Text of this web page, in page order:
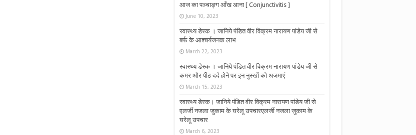
आज का पञ्चाङ्ग आँख आना [ Conjunctivitis ]
June 10, 2023
स्वास्थ्य डेस्क । जानिये पंडित वीर विक्रम नारायण पांडेय जी से
बर्फ के आश्चर्यजनक लाभ
March 22, 2023
स्वास्थ्य डेस्क । जानिये पंडित वीर विक्रम नारायण पांडेय जी से
कमर और पीठ दर्द होने पर इन नुस्‍खों को अजमाएं
March 15, 2023
स्वास्थ्य डेस्क। जानिये पंडित वीर विक्रम नारायण पांडेय जी से
एलर्जी नजला जुकाम के घरेलू उपचारएलर्जी नजला जुकाम के
घरेलू उपचार
March 6, 2023